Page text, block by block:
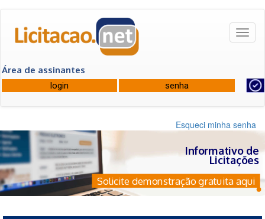
Área de assinantes
Esqueci minha senha
Informativo de
Licitações
Solicite demonstração gratuita aqui